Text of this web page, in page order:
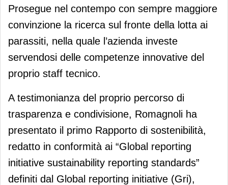
Prosegue nel contempo con sempre maggiore
convinzione la ricerca sul fronte della lotta ai
parassiti, nella quale l’azienda investe
servendosi delle competenze innovative del
proprio staff tecnico.
A testimonianza del proprio percorso di
trasparenza e condivisione, Romagnoli ha
presentato il primo Rapporto di sostenibilità,
redatto in conformità ai “Global reporting
initiative sustainability reporting standards”
definiti dal Global reporting initiative (Gri),